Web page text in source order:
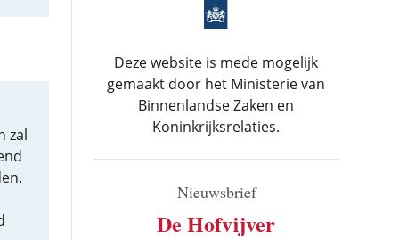
zal
Deze website is mede mogelijk
gemaakt door het Ministerie van
Binnenlandse Zaken en
Koninkrijksrelaties.
Nieuwsbrief
De Hofvijver